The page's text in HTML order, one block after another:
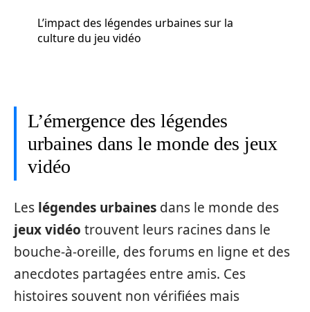
L’impact des légendes urbaines sur la
culture du jeu vidéo
L’émergence des légendes
urbaines dans le monde des jeux
vidéo
Les légendes urbaines dans le monde des
jeux vidéo trouvent leurs racines dans le
bouche-à-oreille, des forums en ligne et des
anecdotes partagées entre amis. Ces
histoires souvent non vérifiées mais